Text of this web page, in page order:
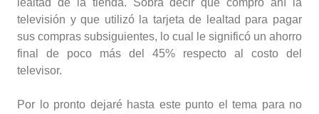
televisión y que utilizó la tarjeta de lealtad para pagar
sus compras subsiguientes, lo cual le significó un ahorro
final de poco más del 45% respecto al costo del
televisor.
Por lo pronto dejaré hasta este punto el tema para no